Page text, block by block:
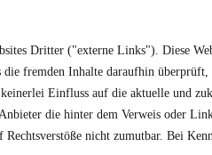
Dritter ("externe Links"). Diese
fremden Inhalte daraufhin
Einfluss auf die aktuelle und
die hinter dem Verweis oder
nicht zumutbar. Bei